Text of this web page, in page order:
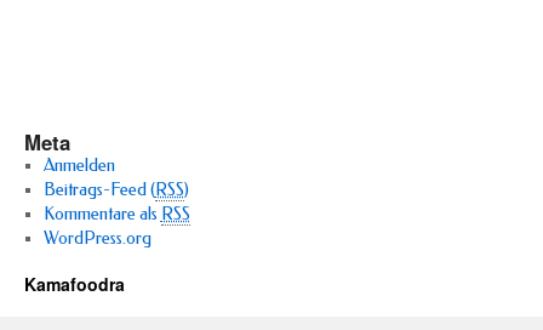
Meta
Anmelden
Beitrags-Feed (RSS)
Kommentare als RSS
WordPress.org
Kamafoodra